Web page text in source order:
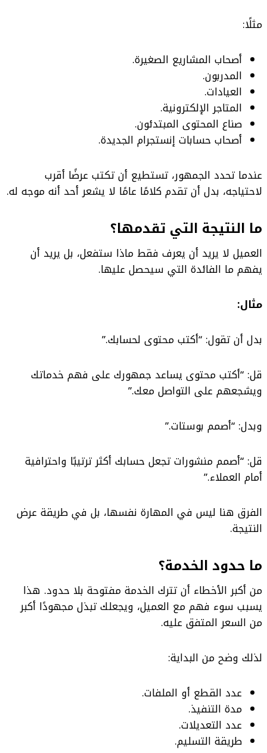
مثلًا:
أصحاب المشاريع الصغيرة.
المدربون.
العيادات.
المتاجر الإلكترونية.
صناع المحتوى المبتدئون.
أصحاب حسابات إنستجرام الجديدة.
عندما تحدد الجمهور، تستطيع أن تكتب عرضًا أقرب
لاحتياجه، بدل أن تقدم كلامًا عامًا لا يشعر أحد أنه موجه له.
ما النتيجة التي تقدمها؟
العميل لا يريد أن يعرف فقط ماذا ستفعل، بل يريد أن
يفهم ما الفائدة التي سيحصل عليها.
مثال:
بدل أن تقول: “أكتب محتوى لحسابك.”
قل: “أكتب محتوى يساعد جمهورك على فهم خدماتك
ويشجعهم على التواصل معك.”
وبدل: “أصمم بوستات.”
قل: “أصمم منشورات تجعل حسابك أكثر ترتيبًا واحترافية
أمام العملاء.”
الفرق هنا ليس في المهارة نفسها، بل في طريقة عرض
النتيجة.
ما حدود الخدمة؟
من أكبر الأخطاء أن تترك الخدمة مفتوحة بلا حدود. هذا
يسبب سوء فهم مع العميل، ويجعلك تبذل مجهودًا أكبر
من السعر المتفق عليه.
لذلك وضح من البداية:
عدد القطع أو الملفات.
مدة التنفيذ.
عدد التعديلات.
طريقة التسليم.